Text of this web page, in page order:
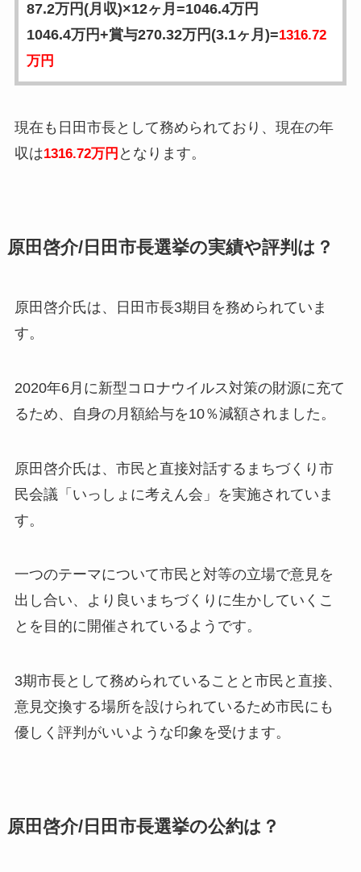
87.2万円(月収)×12ヶ月=1046.4万円
1046.4万円+賞与270.32万円(3.1ヶ月)=1316.72
万円
現在も日田市長として務められており、現在の年
収は1316.72万円 となります。
原田啓介/日田市長選挙の実績や評判は？
原田啓介氏は、日田市長3期目を務められていま
す。
2020年6月に新型コロナウイルス対策の財源に充て
るため、自身の月額給与を10％減額されました。
原田啓介氏は、市民と直接対話するまちづくり市
民会議「いっしょに考えん会」を実施されていま
す。
一つのテーマについて市民と対等の立場で意見を
出し合い、より良いまちづくりに生かしていくこ
とを目的に開催されているようです。
3期市長として務められていることと市民と直接、
意見交換する場所を設けられているため市民にも
優しく評判がいいような印象を受けます。
原田啓介/日田市長選挙の公約は？